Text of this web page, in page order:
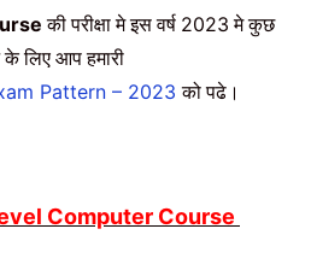
की परीक्षा मे इस वर्ष 2023 मे कुछ
लिए आप हमारी
Pattern – 2023 को पढे।
Computer Course